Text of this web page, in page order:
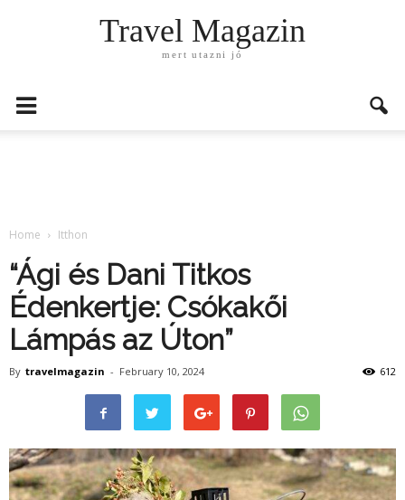
Travel Magazin
mert utazni jó
Home Itthon
“Ági és Dani Titkos
Édenkertje: Csókakői
Lámpás az Úton”
By travelmagazin - February 10, 2024 612